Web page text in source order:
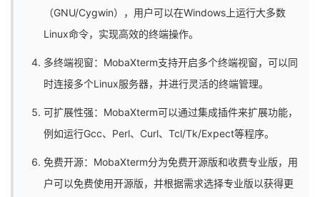
（GNU/Cygwin），用户可以在Windows上运行大多数
Linux命令，实现高效的终端操作。
多终端视窗：MobaXterm支持开启多个终端视窗，可以同
时连接多个Linux服务器，并进行灵活的终端管理。
可扩展性强：MobaXterm可以通过集成插件来扩展功能，
例如运行Gcc、Perl、Curl、Tcl/Tk/Expect等程序。
免费开源：MobaXterm分为免费开源版和收费专业版，用
户可以免费使用开源版，并根据需求选择专业版以获得更